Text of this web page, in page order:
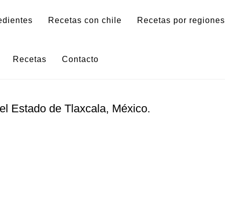
Recetas con chile Recetas por regiones
Recetas Contacto
Tlatlapas
Estado de Tlaxcala, México.